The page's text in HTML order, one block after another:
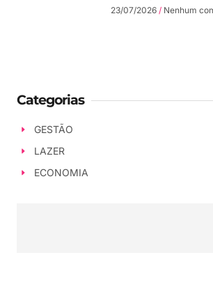
23/07/2026 Nenhum
Categorias
GESTÃO
LAZER
ECONOMIA